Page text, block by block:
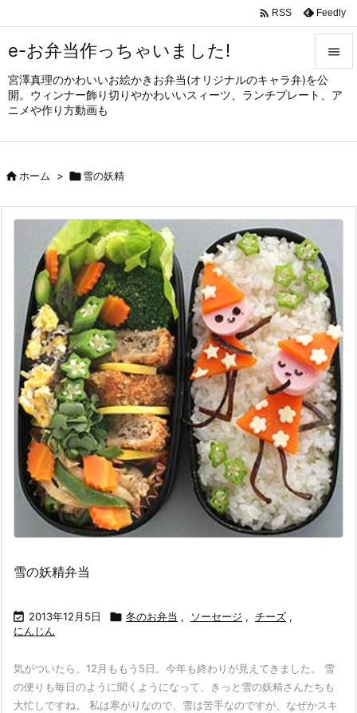
e-お弁当作っちゃいました!
宮澤真理のかわいいお絵かきお弁当(オリジナルのキャラ弁)を公
開。ウィンナー飾り切りやかわいいスィーツ、ランチプレート、ア
ニメや作り方動画も


メニュ
サイド

次へ
検索
 RSS Feedly
ホーム > 雪の妖精
雪の妖精弁当
 2013年12月5日  冬のお弁当 , ソーセージ , チーズ ,
にんじん
気がついたら、12月ももう5日。今年も終わりが見えてきました。 雪
の便りも毎日のように聞くようになって、きっと雪の妖精さんたちも
大忙しですね。 私は寒がりなので、雪は苦手なのですが、なぜかスキ